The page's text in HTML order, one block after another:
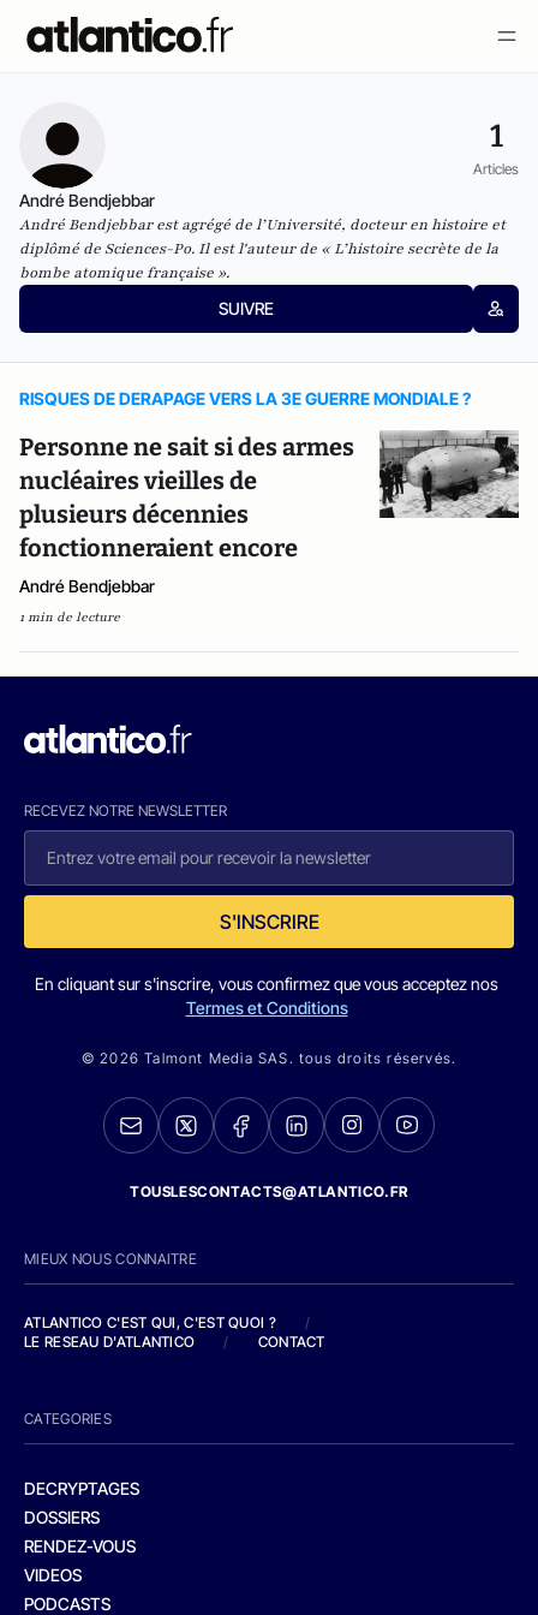
1
Articles
André Bendjebbar
André Bendjebbar est agrégé de l’Université, docteur en histoire et
diplômé de Sciences-Po. Il est l'auteur de « L’histoire secrète de la
bombe atomique française ».
SUIVRE
RISQUES DE DERAPAGE VERS LA 3E GUERRE MONDIALE ?
Personne ne sait si des armes
nucléaires vieilles de
plusieurs décennies
fonctionneraient encore
André Bendjebbar
1 min de lecture
RECEVEZ NOTRE NEWSLETTER
S'INSCRIRE
En cliquant sur s'inscrire, vous confirmez que vous acceptez nos
Termes et Conditions
© 2026 Talmont Media SAS. tous droits réservés.
TOUSLESCONTACTS@ATLANTICO.FR
MIEUX NOUS CONNAITRE
ATLANTICO C'EST QUI, C'EST QUOI ?
/
LE RESEAU D'ATLANTICO
/ CONTACT
CATEGORIES
DECRYPTAGES
DOSSIERS
RENDEZ-VOUS
VIDEOS
PODCASTS